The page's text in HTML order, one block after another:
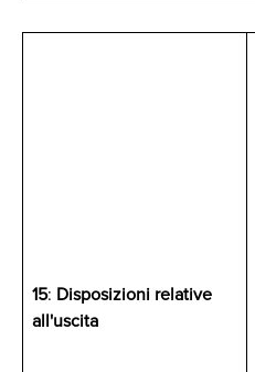
15: Disposizioni relative
all'uscita